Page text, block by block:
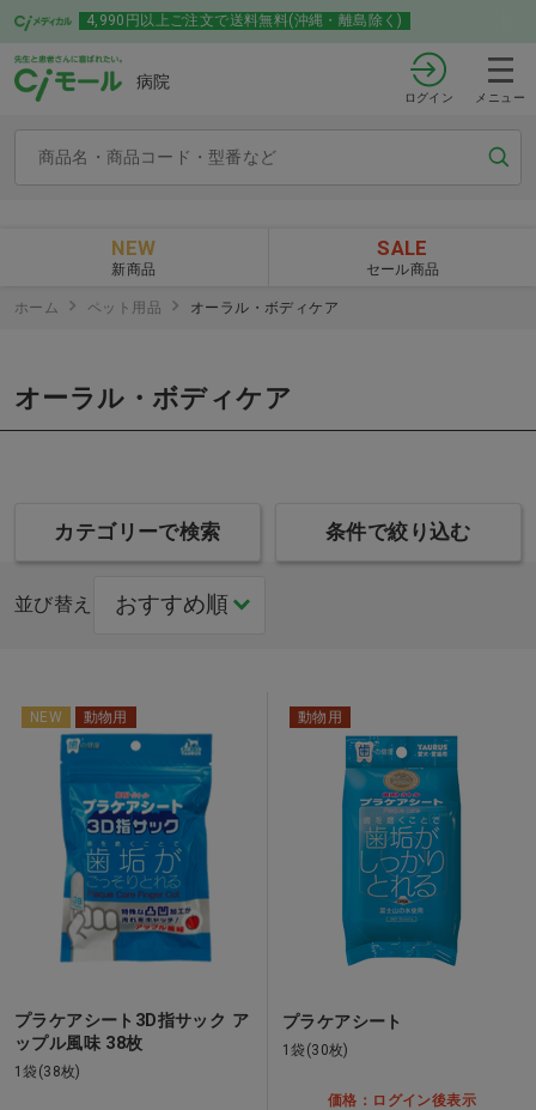
4,990円以上ご注文で送料無料(沖縄・離島除く)
病院
ログイン メニュー
NEW
新商品
SALE
セール商品
ホーム ペット用品 オーラル・ボディケア
オーラル・ボディケア
カテゴリーで検索 条件で絞り込む
並び替え
NEW 動物用
プラケアシート3D指サック ア
ップル風味 38枚
1袋(38枚)
動物用
プラケアシート
1袋(30枚)
価格：ログイン後表示